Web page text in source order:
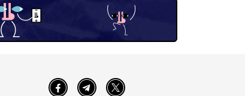
FacebookTelegram Twitter